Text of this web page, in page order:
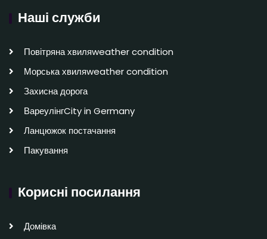
Наші служби
Повітряна хвиляweather condition
Морська хвиляweather condition
Захисна дорога
ВареулінгCity in Germany
Ланцюжок постачання
Пакування
Корисні посилання
Домівка